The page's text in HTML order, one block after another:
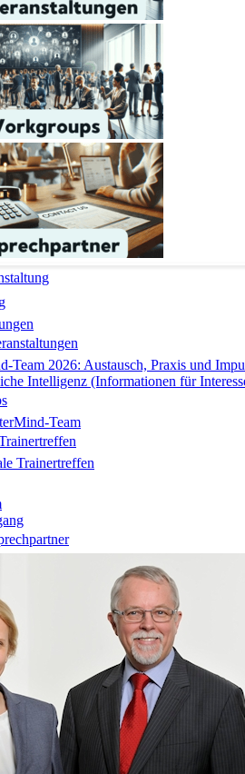
Team 2026: Austausch, Praxis und
Intelligenz (Informationen für
Team
Trainertreffen